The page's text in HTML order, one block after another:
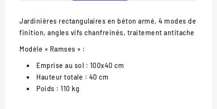
Jardinières rectangulaires en béton armé, 4 modes de
finition, angles vifs chanfreinés, traitement antitache
Modèle « Ramses » :
Emprise au sol : 100x40 cm
Hauteur totale : 40 cm
Poids : 110 kg